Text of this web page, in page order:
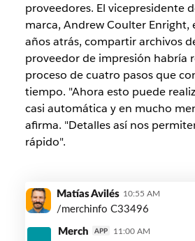
proveedores. El vicepresidente
marca, Andrew Coulter Enright,
años atrás, compartir archivos
proveedor de impresión habría
proceso de cuatro pasos que
tiempo. "Ahora esto puede
casi automática y en mucho
afirma. "Detalles así nos
rápido".
cole-
haan-
Matías Avilés 10:55 AM
/merchinfo C33496
Merch
APP 11:00 AM